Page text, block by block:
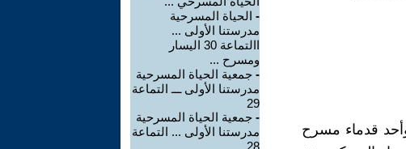
وأحد قدماء مسرح
- الحياة المسرحية
مدرستنا الأولى ...
االتماعة 30 اليسار
ومسرح ...
- جمعية الحياة المسرحية
مدرستنا الأولى ـــ التماعة
29
- جمعية الحياة المسرحية
مدرستنا الأولى ... التماعة
28